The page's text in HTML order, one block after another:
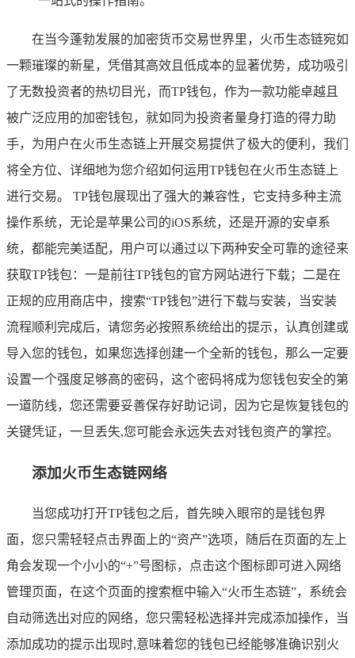
在当今蓬勃发展的加密货币交易世界里，火币生态链宛如
一颗璀璨的新星，凭借其高效且低成本的显著优势，成功吸引
了无数投资者的热切目光，而TP钱包，作为一款功能卓越且
被广泛应用的加密钱包，就如同为投资者量身打造的得力助
手，为用户在火币生态链上开展交易提供了极大的便利，我们
将全方位、详细地为您介绍如何运用TP钱包在火币生态链上
进行交易。 TP钱包展现出了强大的兼容性，它支持多种主流
操作系统，无论是苹果公司的iOS系统，还是开源的安卓系
统，都能完美适配，用户可以通过以下两种安全可靠的途径来
获取TP钱包：一是前往TP钱包的官方网站进行下载；二是在
正规的应用商店中，搜索“TP钱包”进行下载与安装，当安装
流程顺利完成后，请您务必按照系统给出的提示，认真创建或
导入您的钱包，如果您选择创建一个全新的钱包，那么一定要
设置一个强度足够高的密码，这个密码将成为您钱包安全的第
一道防线，您还需要妥善保存好助记词，因为它是恢复钱包的
关键凭证，一旦丢失,您可能会永远失去对钱包资产的掌控。
添加火币生态链网络
当您成功打开TP钱包之后，首先映入眼帘的是钱包界
面，您只需轻轻点击界面上的“资产”选项，随后在页面的左上
角会发现一个小小的“+”号图标，点击这个图标即可进入网络
管理页面，在这个页面的搜索框中输入“火币生态链”，系统会
自动筛选出对应的网络，您只需轻松选择并完成添加操作，当
添加成功的提示出现时,意味着您的钱包已经能够准确识别火